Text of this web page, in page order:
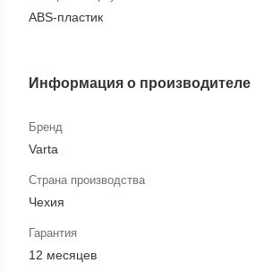
ABS-пластик
Информация о производителе
Бренд
Varta
Страна производства
Чехия
Гарантия
12 месяцев